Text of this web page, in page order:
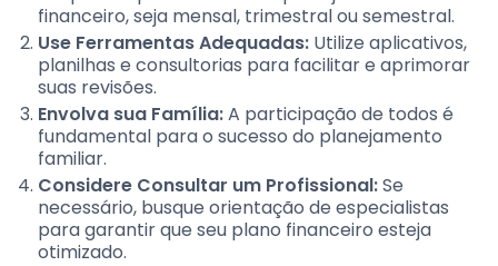
financeiro, seja mensal, trimestral ou semestral.
Use Ferramentas Adequadas: Utilize aplicativos,
planilhas e consultorias para facilitar e aprimorar
suas revisões.
Envolva sua Família:A participação de todos é
fundamental para o sucesso do planejamento
familiar.
Considere Consultar um Profissional:Se
necessário, busque orientação de especialistas
para garantir que seu plano financeiro esteja
otimizado.